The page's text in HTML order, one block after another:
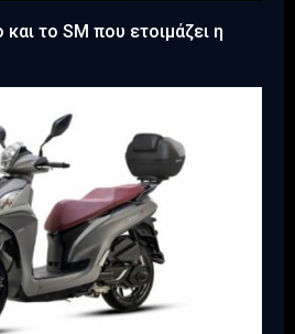
και το SM που ετοιμάζει η